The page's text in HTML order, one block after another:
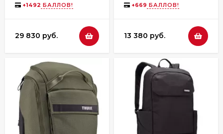
+1492 БАЛЛОВ!
29 830 руб.
+669 БАЛЛОВ!
13 380 руб.